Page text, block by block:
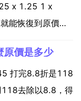
x 1.25 1 x
能恢復到原價。
價是多少
打完8.8折是118
118去除以8.8，得